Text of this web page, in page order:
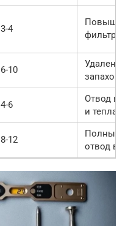
3-4
6-10
Удаление
запахов
4-6
Отвод
и тепла
8-12
Полный
отвод